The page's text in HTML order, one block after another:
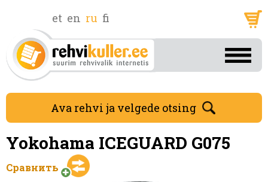
et en ru fi
Ava rehvi ja velgede otsing
Yokohama ICEGUARD G075
Сравнить